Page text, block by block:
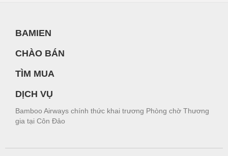
BAMIEN
CHÀO BÁN
TÌM MUA
DỊCH VỤ
Bamboo Airways chính thức khai trương Phòng chờ Thương
gia tại Côn Đảo